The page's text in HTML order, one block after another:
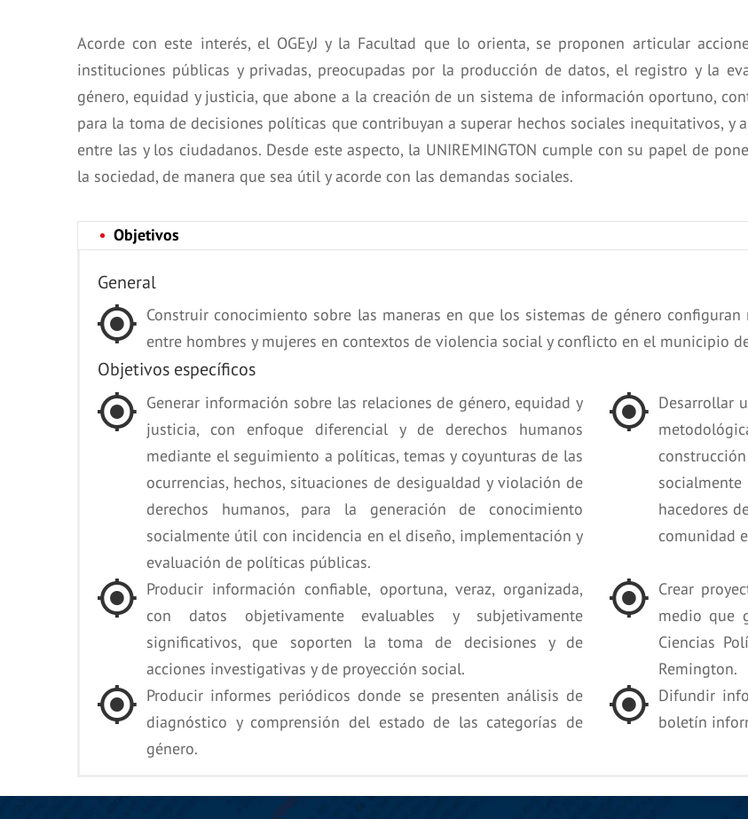
Acorde con este interés, el OGEyJ y la Facultad que lo orienta, se proponen articular
instituciones públicas y privadas, preocupadas por la producción de datos, el registro y la
género, equidad y justicia, que abone a la creación de un sistema de información oportuno,
para la toma de decisiones políticas que contribuyan a superar hechos sociales inequitativos,
entre las y los ciudadanos. Desde este aspecto, la UNIREMINGTON cumple con su papel de
la sociedad, de manera que sea útil y acorde con las demandas sociales.
Objetivos
General
Construir conocimiento sobre las maneras en que los sistemas de género
entre hombres y mujeres en contextos de violencia social y conflicto en el municipio
Objetivos específicos
Generar información sobre las relaciones de género, equidad y
justicia, con enfoque diferencial y de derechos humanos
mediante el seguimiento a políticas, temas y coyunturas de las
ocurrencias, hechos, situaciones de desigualdad y violación de
derechos humanos, para la generación de conocimiento
socialmente útil con incidencia en el diseño, implementación y
evaluación de políticas públicas.
Desarrollar
hacedores
comunidad
Producir información confiable, oportuna, veraz, organizada,
con datos objetivamente evaluables y subjetivamente
significativos, que soporten la toma de decisiones y de
acciones investigativas y de proyección social.
Crear
medio que
Ciencias
Remington.
Producir informes periódicos donde se presenten análisis de
diagnóstico y comprensión del estado de las categorías de
género.
Difundir
boletín